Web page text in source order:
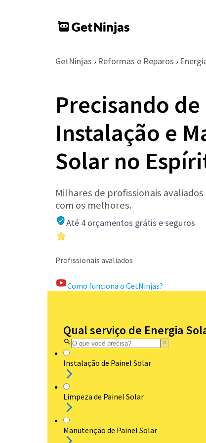
GetNinjas › Reformas e Reparos ›
Precisando
Instalação e
Solar no
Milhares de profissionais
com os melhores.
Até 4 orçamentos grátis e seguros
Profissionais avaliados
Como funciona o GetNinjas?
Qual serviço de Energia
Instalação de Painel Solar
Limpeza de Painel Solar
Manutenção de Painel Solar